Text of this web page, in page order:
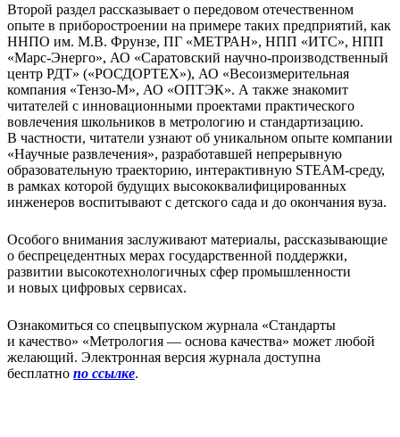
Второй раздел рассказывает о передовом отечественном
опыте в приборостроении на примере таких предприятий, как
ННПО им. М.В. Фрунзе, ПГ «МЕТРАН», НПП «ИТС», НПП
«Марс-Энерго», АО «Саратовский научно-производственный
центр РДТ» («РОСДОРТЕХ»), АО «Весоизмерительная
компания «Тензо-М», АО «ОПТЭК». А также знакомит
читателей с инновационными проектами практического
вовлечения школьников в метрологию и стандартизацию.
В частности, читатели узнают об уникальном опыте компании
«Научные развлечения», разработавшей непрерывную
образовательную траекторию, интерактивную STEAM-среду,
в рамках которой будущих высококвалифицированных
инженеров воспитывают с детского сада и до окончания вуза.
Особого внимания заслуживают материалы, рассказывающие
о беспрецедентных мерах государственной поддержки,
развитии высокотехнологичных сфер промышленности
и новых цифровых сервисах.
Ознакомиться со спецвыпуском журнала «Стандарты
и качество» «Метрология — основа качества» может любой
желающий. Электронная версия журнала доступна
бесплатно по ссылке.